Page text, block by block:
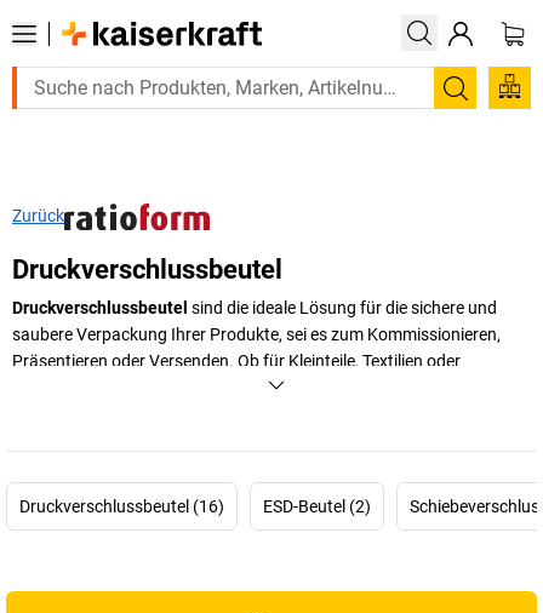
Suchen
Zurück
Druckverschlussbeutel
Druckverschlussbeutel sind die ideale Lösung für die sichere und
saubere Verpackung Ihrer Produkte, sei es zum Kommissionieren,
Präsentieren oder Versenden. Ob für Kleinteile, Textilien oder
Lebensmittel – mit den Plastikbeuteln mit Druckverschluss haben Sie
Druckverschlussbeutel (16) ESD-Beutel (2)